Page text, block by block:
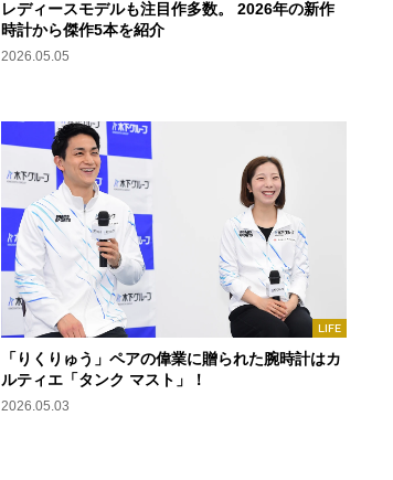
レディースモデルも注目作多数。 2026年の新作
時計から傑作5本を紹介
2026.05.05
LIFE
「りくりゅう」ペアの偉業に贈られた腕時計はカ
ルティエ「タンク マスト」！
2026.05.03